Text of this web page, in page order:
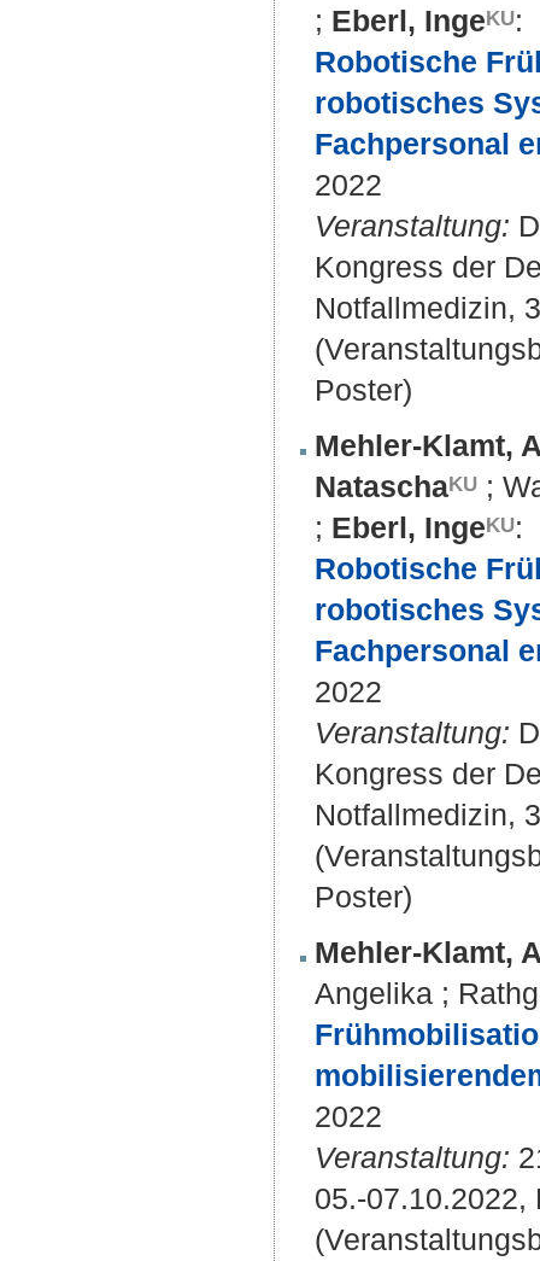
; Eberl, Inge
:
Robotische
robotisches
Fachpersonal
2022
Veranstaltung:
Kongress der
Notfallmedizin,
Poster)
Mehler-Klamt,
Natascha
;
; Eberl, Inge
:
Robotische
robotisches
Fachpersonal
2022
Veranstaltung:
Kongress der
Notfallmedizin,
Poster)
Mehler-Klamt,
Angelika ;
2022
Veranstaltung:
05.-07.10.2022,